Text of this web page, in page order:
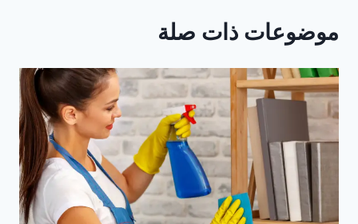
موضوعات ذات صلة